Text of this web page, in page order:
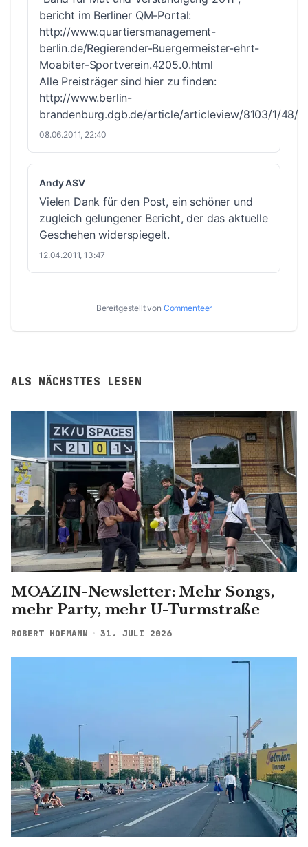
bericht im Berliner QM-Portal:
http://www.quartiersmanagement-
berlin.de/Regierender-Buergermeister-ehrt-
Moabiter-Sportverein.4205.0.html
Alle Preisträger sind hier zu finden:
http://www.berlin-
brandenburg.dgb.de/article/articleview/8103/1/48/
08.06.2011, 22:40
Andy ASV
Vielen Dank für den Post, ein schöner und
zugleich gelungener Bericht, der das aktuelle
Geschehen widerspiegelt.
12.04.2011, 13:47
Bereitgestellt von Commenteer
ALS NÄCHSTTES LESEN
MOAZIN-Newsletter: Mehr Songs,
mehr Party, mehr U-Turmstraße
ROBERT HOFMANN 31. JULI 2026